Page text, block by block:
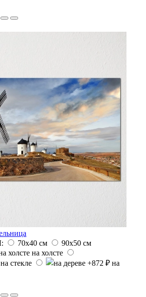
70х40 см
90х50 см
на холсте
на стекле
на